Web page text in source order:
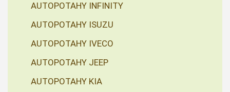
AUTOPOTAHY INFINITY
AUTOPOTAHY ISUZU
AUTOPOTAHY IVECO
AUTOPOTAHY JEEP
AUTOPOTAHY KIA